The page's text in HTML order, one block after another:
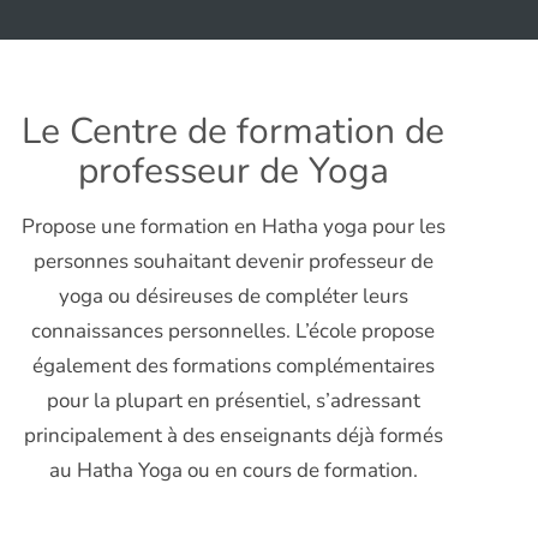
Le Centre de formation de
professeur de Yoga
Propose une formation en Hatha yoga pour les
personnes souhaitant devenir professeur de
yoga ou désireuses de compléter leurs
connaissances personnelles. L’école propose
également des formations complémentaires
pour la plupart en présentiel, s’adressant
principalement à des enseignants déjà formés
au Hatha Yoga ou en cours de formation.